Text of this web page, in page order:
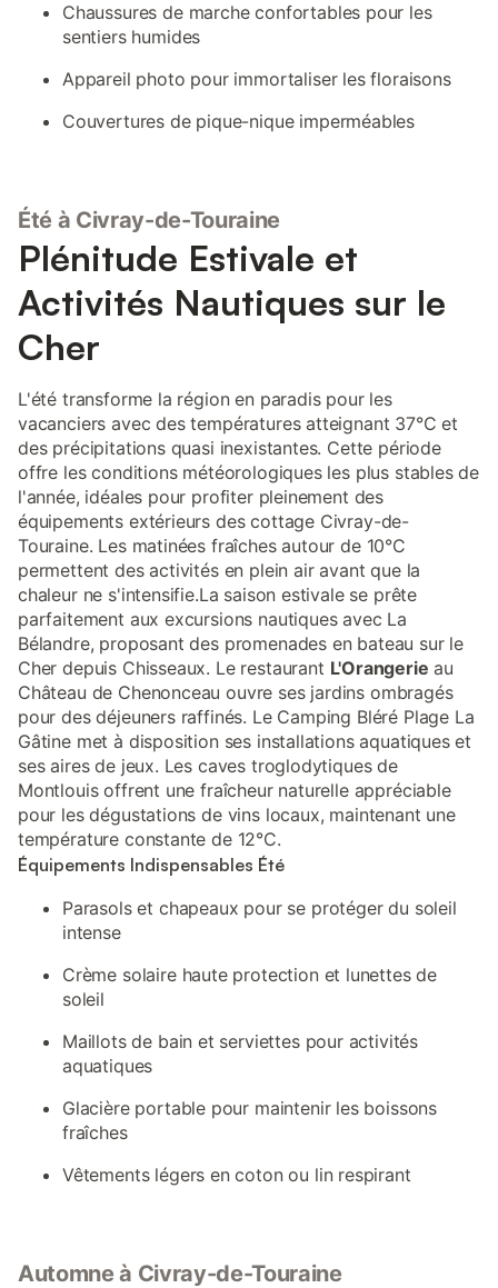
Chaussures de marche confortables pour les
sentiers humides
Appareil photo pour immortaliser les floraisons
Couvertures de pique-nique imperméables
Été à Civray-de-Touraine
Plénitude Estivale et
Activités Nautiques sur le
Cher
L'été transforme la région en paradis pour les
vacanciers avec des températures atteignant 37°C et
des précipitations quasi inexistantes. Cette période
offre les conditions météorologiques les plus stables de
l'année, idéales pour profiter pleinement des
équipements extérieurs des cottage Civray-de-
Touraine. Les matinées fraîches autour de 10°C
permettent des activités en plein air avant que la
chaleur ne s'intensifie.La saison estivale se prête
parfaitement aux excursions nautiques avec La
Bélandre, proposant des promenades en bateau sur le
Cher depuis Chisseaux. Le restaurant L'Orangerie au
Château de Chenonceau ouvre ses jardins ombragés
pour des déjeuners raffinés. Le Camping Bléré Plage La
Gâtine met à disposition ses installations aquatiques et
ses aires de jeux. Les caves troglodytiques de
Montlouis offrent une fraîcheur naturelle appréciable
pour les dégustations de vins locaux, maintenant une
température constante de 12°C.
Équipements Indispensables Été
Parasols et chapeaux pour se protéger du soleil
intense
Crème solaire haute protection et lunettes de
soleil
Maillots de bain et serviettes pour activités
aquatiques
Glacière portable pour maintenir les boissons
fraîches
Vêtements légers en coton ou lin respirant
Automne à Civray-de-Touraine